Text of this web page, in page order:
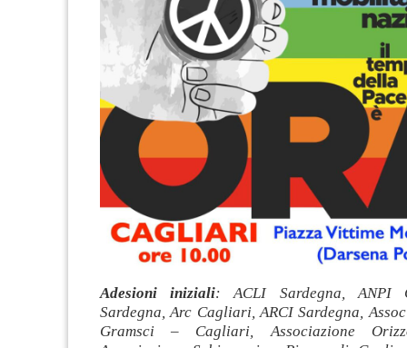
Adesioni iniziali: ACLI Sardegna, ANPI
Sardegna, Arc Cagliari, ARCI Sardegna,
Gramsci – Cagliari, Associazione